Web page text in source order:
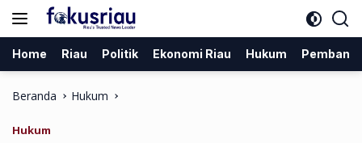
Langsung
Home Riau Politik Ekonomi Riau Hukum
Beranda Hukum
Hukum